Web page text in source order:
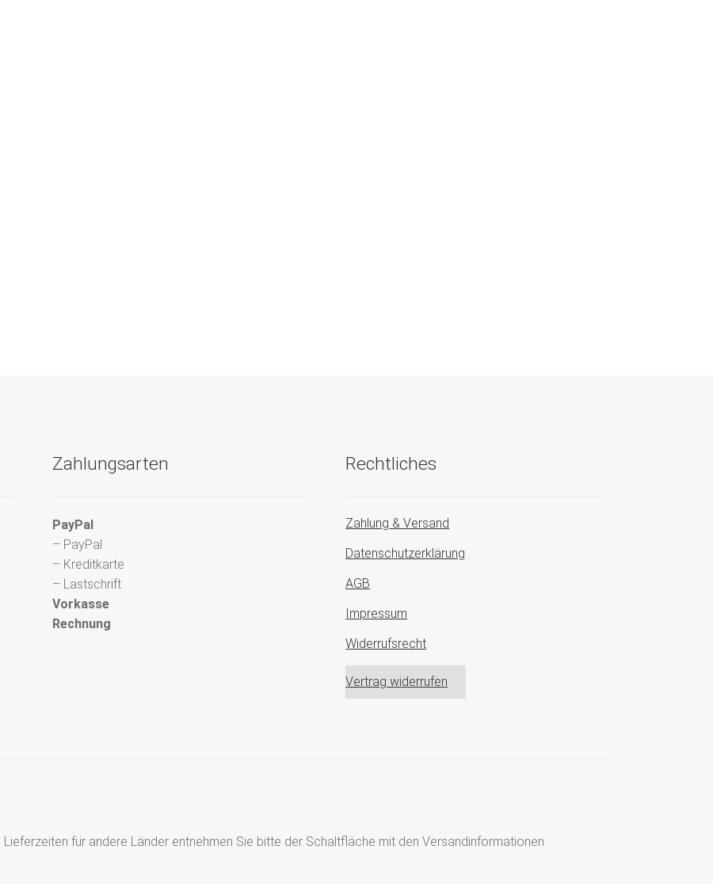
Zahlungsarten
PayPal
– PayPal
– Kreditkarte
– Lastschrift
Vorkasse
Rechnung
Rechtliches
Zahlung & Versand
Datenschutzerklärung
AGB
Impressum
Widerrufsrecht
Vertrag widerrufen
für andere Länder entnehmen Sie bitte der Schaltfläche mit den Versandinformationen.